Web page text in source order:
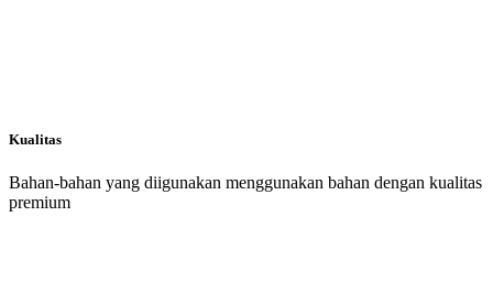
Kualitas
Bahan-bahan yang diigunakan menggunakan bahan dengan kualitas
premium